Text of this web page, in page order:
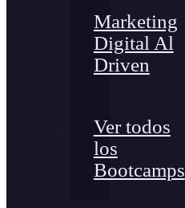
Marketing
Digital Al
Driven
Ver todos
los
Bootcamps